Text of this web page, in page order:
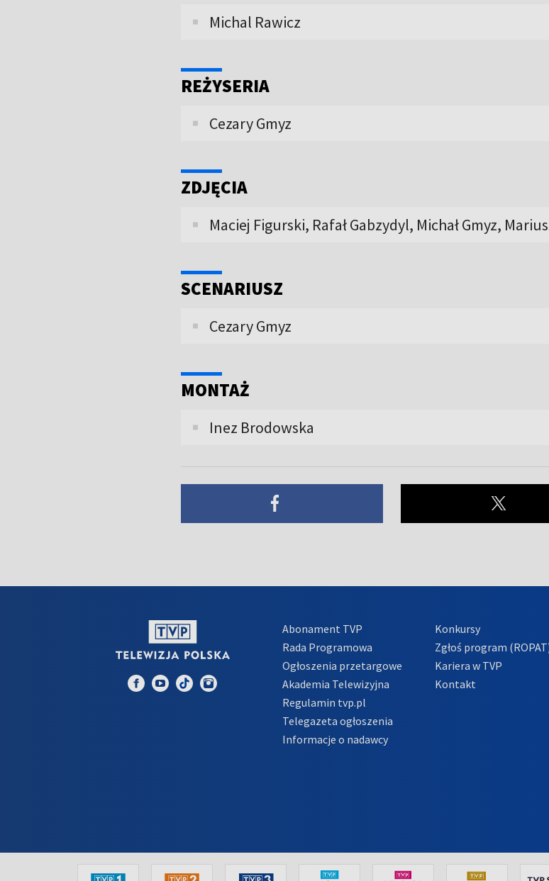
Michal Rawicz
REŻYSERIA
Cezary Gmyz
ZDJĘCIA
Maciej Figurski, Rafał Gabzydyl, Michał Gmyz,
SCENARIUSZ
Cezary Gmyz
MONTAŻ
Inez Brodowska
Abonament TVP
Rada Programowa
Ogłoszenia przetargowe
Akademia Telewizyjna
Regulamin tvp.pl
Telegazeta ogłoszenia
Informacje o nadawcy
Konkursy
Zgłoś program
Kariera w TVP
Kontakt